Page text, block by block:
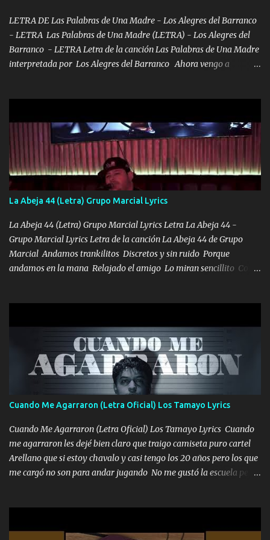
los HERMANOS un cerebro inteligente y com...
LETRA DE Las Palabras de Una Madre - Los Alegres del Barranco
- LETRA Las Palabras de Una Madre (LETRA) - Los Alegres del
Barranco - LETRA Letra de la canción Las Palabras de Una Madre
interpretada por Los Alegres del Barranco Ahora vengo a
quiso, él tiempo sigue pasando y nunca te olvidaremos, aquí
seguiré esperando hasta volvernos a vernos El recuerdo que yo
tengo de mi mente no se va, en mi corazón me llevo lo mismo que
tu papá, a veces me pongo triste porque no puedo mirarte, mas se
que tu me escuchas porque tu eres mi gran ángel, El desespero me
llega para reunirme contigo, tu iluminas mi sendero por siempre
serás mi niño, del amor que yo te tengo es co...
La Abeja 44 (Letra) Grupo Marcial Lyrics
La Abeja 44 (Letra) Grupo Marcial Lyrics Letra La Abeja 44 -
Grupo Marcial Lyrics Letra de la canción La Abeja 44 de Grupo
Marcial Andamos trankilitos Discretos y sin ruido Porque
andamos en la mana Relajado el amigo Lo miran sencillito Con
coronamos Se jala los marciales Y sus guitarras ya van sonando
Un gallardo me prendo Para agarrar el vuelo y la mente y
tranquilizando Tomense un buen trago Y así es como empezamos
los versos que voy cantando (Music) A vido alta y bajas La carreta
se atora Pero nunca le aflojamos Ya me han pasado cosas Y
aunque ustedes no sepan Pero la vida es muy corta Hay que
echarle chingazos Y seguir trabajando porque nada es...
Cuando Me Agarraron (Letra Oficial) Los Tamayo Lyrics
Cuando Me Agarraron (Letra Oficial) Los Tamayo Lyrics Cuando
me agarraron les dejé bien claro que traigo camiseta puro cartel
Arellano que si estoy chavalo y casi tengo los 20 años pero los que
me cargó no son para andar jugando No me gustó la escuela pero
Yo Soy El De Las Pacas Sobrino Del Brazo Armad0 Con mi Glock